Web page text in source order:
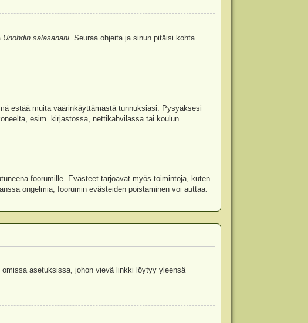
Unohdin salasanani. Seuraa ohjeita ja sinun pitäisi kohta
estää muita väärinkäyttämästä tunnuksiasi. Pysyäksesi
esim. kirjastossa, nettikahvilassa tai koulun
foorumille. Evästeet tarjoavat myös toimintoja, kuten
ongelmia, foorumin evästeiden poistaminen voi auttaa.
asetuksissa, johon vievä linkki löytyy yleensä